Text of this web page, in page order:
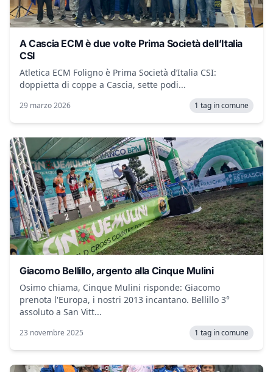
A Cascia ECM è due volte Prima Società dell’Italia
CSI
Atletica ECM Foligno è Prima Società d’Italia CSI:
doppietta di coppe a Cascia, sette podi...
29 marzo 2026 1 tag in comune
Giacomo Bellillo, argento alla Cinque Mulini
Osimo chiama, Cinque Mulini risponde: Giacomo
prenota l'Europa, i nostri 2013 incantano. Bellillo 3°
assoluto a San Vitt...
23 novembre 2025 1 tag in comune